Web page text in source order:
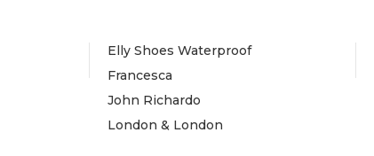
Elly Shoes Waterproof
Francesca
John Richardo
London & London